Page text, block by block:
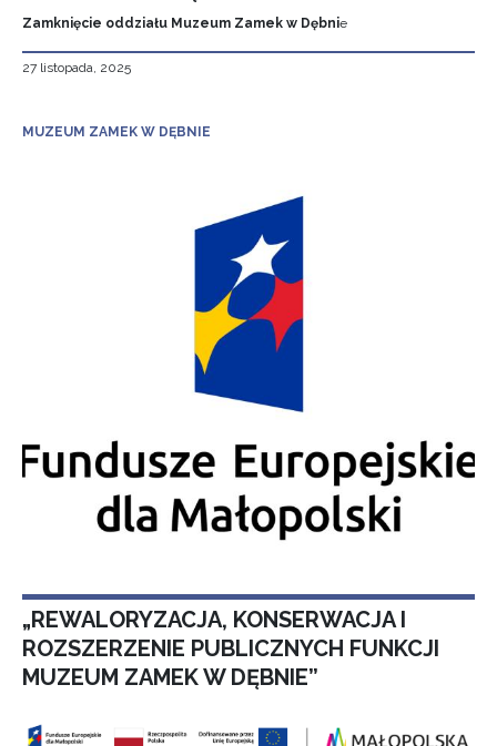
Zamknięcie oddziału Muzeum Zamek w Dębnie
27 listopada, 2025
MUZEUM ZAMEK W DĘBNIE
„REWALORYZACJA, KONSERWACJA I
ROZSZERZENIE PUBLICZNYCH FUNKCJI
MUZEUM ZAMEK W DĘBNIE”